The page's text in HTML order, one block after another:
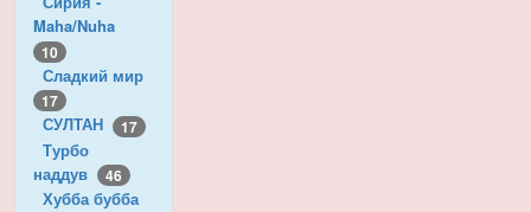
Maha/Nuha
10
Сладкий мир
17
СУЛТАН 17
Турбо
наддув
46
Хубба бубба